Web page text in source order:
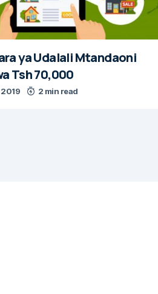
ya Udalali Mtandaoni
Tsh 70,000
2 min read